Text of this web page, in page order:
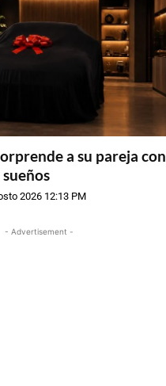
a su pareja con
2026 12:13 PM
- Advertisement -